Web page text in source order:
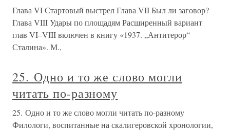
Глава VI Стартовый выстрел Глава VII Был ли заговор?
Глава VIII Удары по площадям Расширенный вариант
глав VI–VIII включен в книгу «1937. „Антитерор“
Сталина». М.,
25. Одно и то же слово могли
читать по-разному
25. Одно и то же слово могли читать по-разному
Филологи, воспитанные на скалигеровской хронологии,